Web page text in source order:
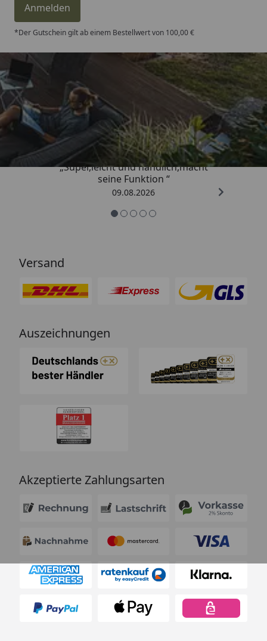
Anmelden
*Der Gutschein gilt ab einem Bestellwert von 100,00 €
Trusted Shops
4,81/ 5
„Super,leicht und handlich,macht
seine Funktion “
09.08.2026
Versand
Auszeichnungen
Akzeptierte Zahlungsarten